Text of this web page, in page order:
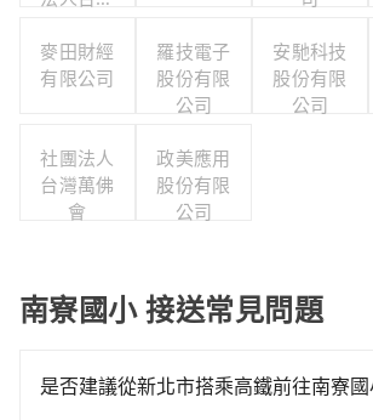
麥田財經
有限公司
羅技電子
股份有限
公司
安馳科技
股份有限
公司
社團法人
台灣萬佛
會
政美應用
股份有限
公司
南寮國小 接送常見問題
是否建議從新北市搭乘高鐵前往南寮國